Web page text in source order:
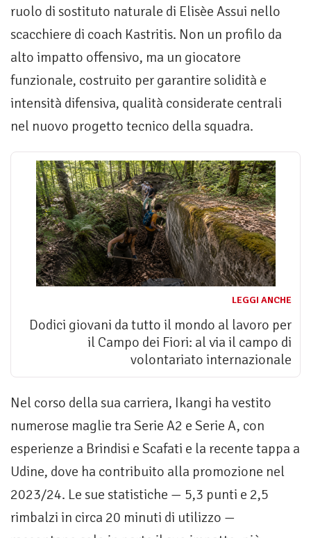
ruolo di sostituto naturale di Elisèe Assui nello
scacchiere di coach Kastritis. Non un profilo da
alto impatto offensivo, ma un giocatore
funzionale, costruito per garantire solidità e
intensità difensiva, qualità considerate centrali
nel nuovo progetto tecnico della squadra.
LEGGI ANCHE
Dodici giovani da tutto il mondo al lavoro per
il Campo dei Fiori: al via il campo di
volontariato internazionale
Nel corso della sua carriera, Ikangi ha vestito
numerose maglie tra Serie A2 e Serie A, con
esperienze a Brindisi e Scafati e la recente tappa a
Udine, dove ha contribuito alla promozione nel
2023/24. Le sue statistiche — 5,3 punti e 2,5
rimbalzi in circa 20 minuti di utilizzo —